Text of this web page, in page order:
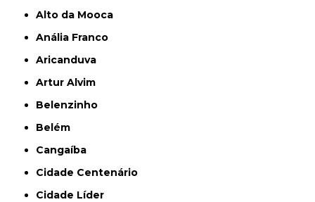
Alto da Mooca
Anália Franco
Aricanduva
Artur Alvim
Belenzinho
Belém
Cangaíba
Cidade Centenário
Cidade Líder